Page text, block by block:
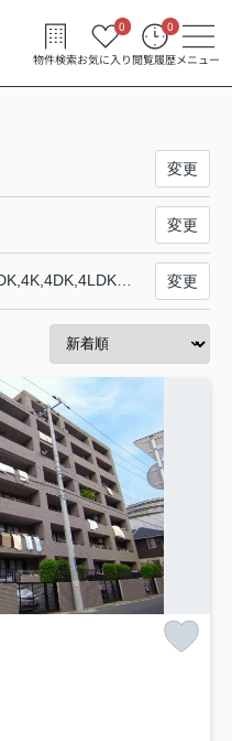
物件検索お気に入り
0
閲覧履歴
0
メニュー
変更
変更
1LDK,2K,2DK,2LDK,3K,3DK,3LDK,4K,4DK,4LDK以上 変更